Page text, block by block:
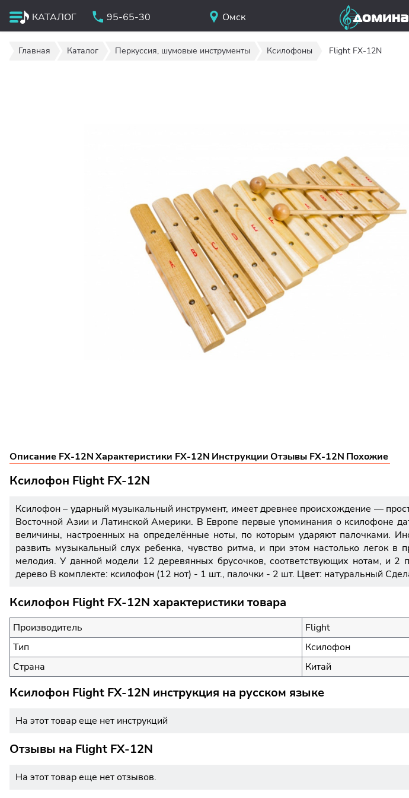
КАТАЛОГ 95-65-30 Омск
Главная Каталог Перкуссия, шумовые инструменты Ксилофоны Flight FX-12N
Описание FX-12NХарактеристики FX-12N ИнструкцииОтзывы FX-12N Похожие
Ксилофон Flight FX-12N
Ксилофон – ударный музыкальный инструмент, имеет древнее происхождение —
Восточной Азии и Латинской Америки. В Европе первые упоминания о ксилофоне
величины, настроенных на определённые ноты, по которым ударяют палочками.
развить музыкальный слух ребенка, чувство ритма, и при этом настолько легок
мелодия. У данной модели 12 деревянных брусочков, соответствующих нотам, и 2
дерево В комплекте: ксилофон (12 нот) - 1 шт., палочки - 2 шт. Цвет: натуральный
Ксилофон Flight FX-12N характеристики товара
Производитель
Flight
Тип
Ксилофон
Страна
Китай
Ксилофон Flight FX-12N инструкция на русском языке
На этот товар еще нет инструкций
Отзывы на Flight FX-12N
На этот товар еще нет отзывов.